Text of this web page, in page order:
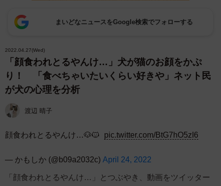
まいどなニュースをGoogle検索でフォローする
2022.04.27(Wed)
「顔食われとるやんけ…」犬が猫のお顔をかぷ
り！ 「食べちゃいたいくらい好きや」ネット民
が犬の心理を分析
渡辺 晴子
顔食われとるやんけ…🐶🐱 pic.twitter.com/BtG7hO5zI6
— かもしか (@b09a2032c) April 24, 2022
「顔食われとるやんけ…」とつぶやき、動画をツイッター